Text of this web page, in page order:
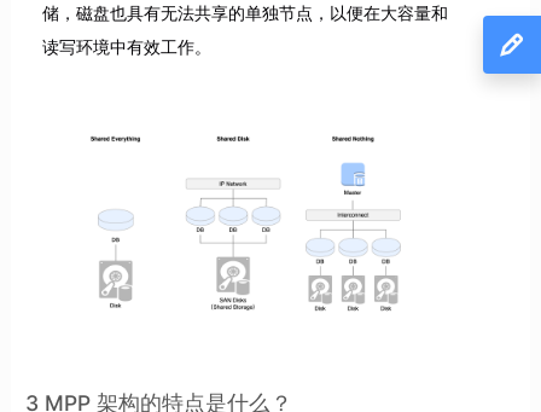
储，磁盘也具有无法共享的单独节点，以便在大容量和
读写环境中有效工作。
3 MPP 架构的特点是什么？